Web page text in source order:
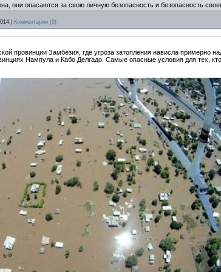
они опасаются за свою личную безопасность и безопасность
Комментарии (0)
провинции Замбезия, где угроза затопления нависла примерно
Нампула и Кабо Делгадо. Самые опасные условия для тех,